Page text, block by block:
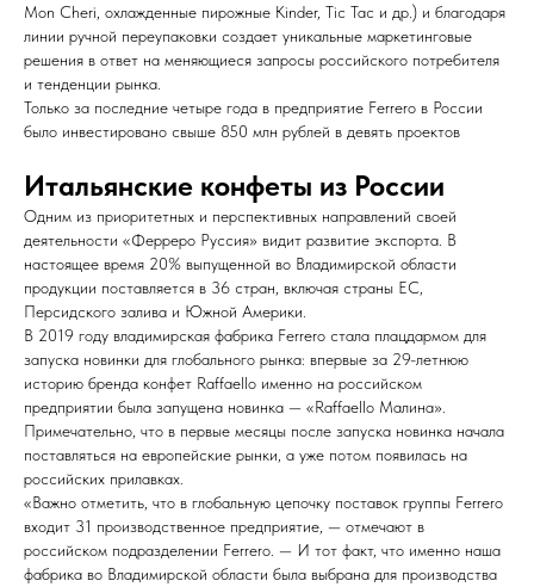
Mon Cheri, охлажденные пирожные Kinder, Tic Tac и др.) и благодаря
линии ручной переупаковки создает уникальные маркетинговые
решения в ответ на меняющиеся запросы российского потребителя
и тенденции рынка.
Только за последние четыре года в предприятие Ferrero в России
было инвестировано свыше 850 млн рублей в девять проектов
Итальянские конфеты из России
Одним из приоритетных и перспективных направлений своей
деятельности «Ферреро Руссия» видит развитие экспорта. В
настоящее время 20% выпущенной во Владимирской области
продукции поставляется в 36 стран, включая страны ЕС,
Персидского залива и Южной Америки.
В 2019 году владимирская фабрика Ferrero стала плацдармом для
запуска новинки для глобального рынка: впервые за 29-летнюю
историю бренда конфет Raffaello именно на российском
предприятии была запущена новинка — «Raffaello Малина».
Примечательно, что в первые месяцы после запуска новинка начала
поставляться на европейские рынки, а уже потом появилась на
российских прилавках.
«Важно отметить, что в глобальную цепочку поставок группы Ferrero
входит 31 производственное предприятие, — отмечают в
российском подразделении Ferrero. — И тот факт, что именно наша
фабрика во Владимирской области была выбрана для производства